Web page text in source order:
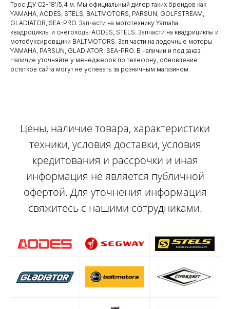
Трос ДУ С2-18'/5,4 м. Мы официальный дилер таких брендов как
YAMAHA, AODES, STELS, BALTMOTORS, PARSUN, GOLFSTREAM,
GLADIATOR, SEA-PRO. Запчасти на мототехнику Yamaha,
квадроциклы и снегоходы AODES, STELS. Запчасти на квадрициклы и
мотобуксировщики BALTMOTORS. Зап части на лодочные моторы
YAMAHA, PARSUN, GLADIATOR, SEA-PRO. В наличии и под заказ.
Наличие уточняйте у менеджеров по телефону, обновление
остатков сайта могут не успевать за розничным магазином.
Цены, наличие товара, характеристики
техники, условия доставки, условия
кредитования и рассрочки и иная
информация не является публичной
офертой. Для уточнения информация
свяжитесь с нашими сотрудниками.